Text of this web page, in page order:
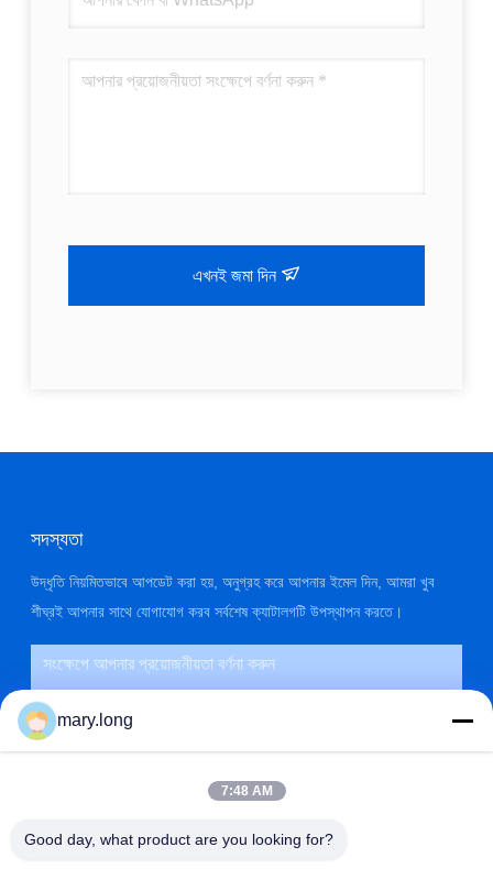
এখনই জমা দিন
সদস্যতা
উদ্ধৃতি নিয়মিতভাবে আপডেট করা হয়, অনুগ্রহ করে আপনার ইমেল দিন, আমরা খুব
শীঘ্রই আপনার সাথে যোগাযোগ করব সর্বশেষ ক্যাটালগটি উপস্থাপন করতে।
mary.long
7:48 AM
Good day, what product are you looking for?